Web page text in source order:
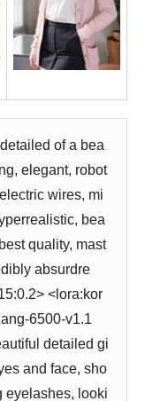
of a bea
elegant, robot
wires, mi
bea
quality, mast
absurdre
<lora:kor
6500-v1.1
detailed gi
and face, sho
eyelashes, looki